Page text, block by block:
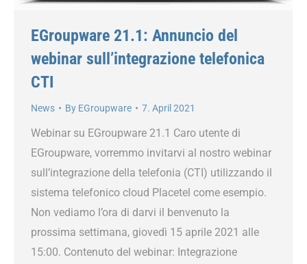
EGroupware 21.1: Annuncio del
webinar sull’integrazione telefonica
CTI
News By EGroupware 7. April 2021
Webinar su EGroupware 21.1 Caro utente di
EGroupware, vorremmo invitarvi al nostro webinar
sull’integrazione della telefonia (CTI) utilizzando il
sistema telefonico cloud Placetel come esempio.
Non vediamo l’ora di darvi il benvenuto la
prossima settimana, giovedì 15 aprile 2021 alle
15:00. Contenuto del webinar: Integrazione